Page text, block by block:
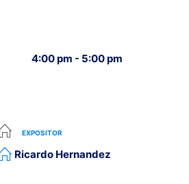
4:00 pm - 5:00 pm
EXPOSITOR
Ricardo Hernandez